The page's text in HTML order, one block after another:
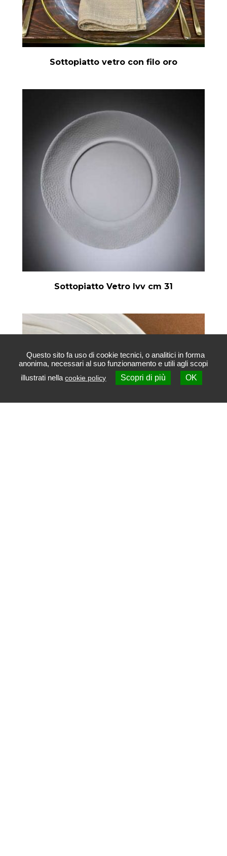
Sottopiatto vetro con filo oro
Sottopiatto Vetro Ivv cm 31
Contattaci
Questo sito fa uso di cookie tecnici, o analitici in forma
anonima, necessari al suo funzionamento e utili agli scopi
illustrati nellacookie policy Scopri di più OK